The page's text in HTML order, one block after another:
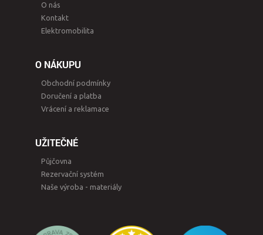
O nás
Kontakt
Elektromobilita
O NÁKUPU
Obchodní podmínky
Doručení a platba
Vrácení a reklamace
UŽITEČNÉ
Půjčovna
Rezervační systém
Naše výroba - materiály